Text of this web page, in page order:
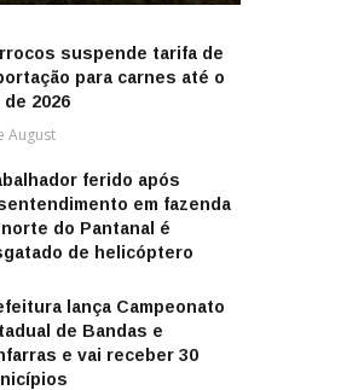
suspende tarifa de
para carnes até o
de 2026
August
ferido após
em fazenda
do Pantanal é
de helicóptero
lança Campeonato
de Bandas e
e vai receber 30